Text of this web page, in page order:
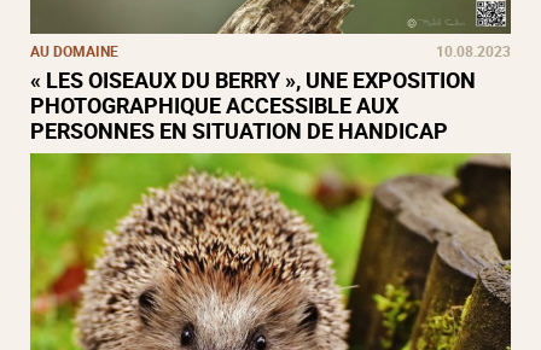
AU DOMAINE 10.08.2023
« LES OISEAUX DU BERRY », UNE EXPOSITION
PHOTOGRAPHIQUE ACCESSIBLE AUX
PERSONNES EN SITUATION DE HANDICAP